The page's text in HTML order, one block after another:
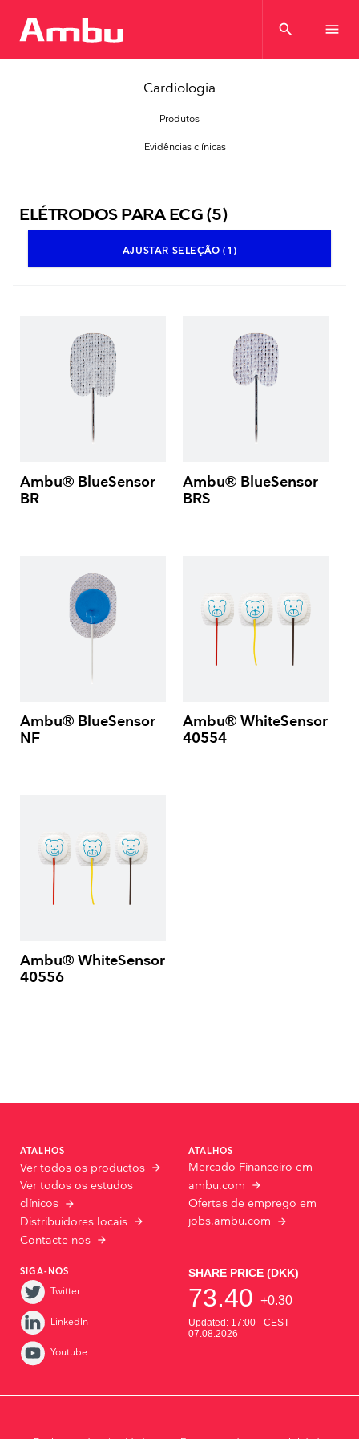
search menu
Cardiologia
Produtos
Evidências clínicas
ELÉTRODOS PARA ECG (5)
AJUSTAR SELEÇÃO (1)
Ambu® BlueSensor
BR
Ambu® BlueSensor
BRS
Ambu® BlueSensor
NF
Ambu® WhiteSensor
40554
Ambu® WhiteSensor
40556
ATALHOS
Ver todos os productos
Ver todos os estudos
clínicos
Distribuidores locais
Contacte-nos
ATALHOS
Mercado Financeiro em
ambu.com
Ofertas de emprego em
jobs.ambu.com
SIGA-NOS
Twitter
LinkedIn
Youtube